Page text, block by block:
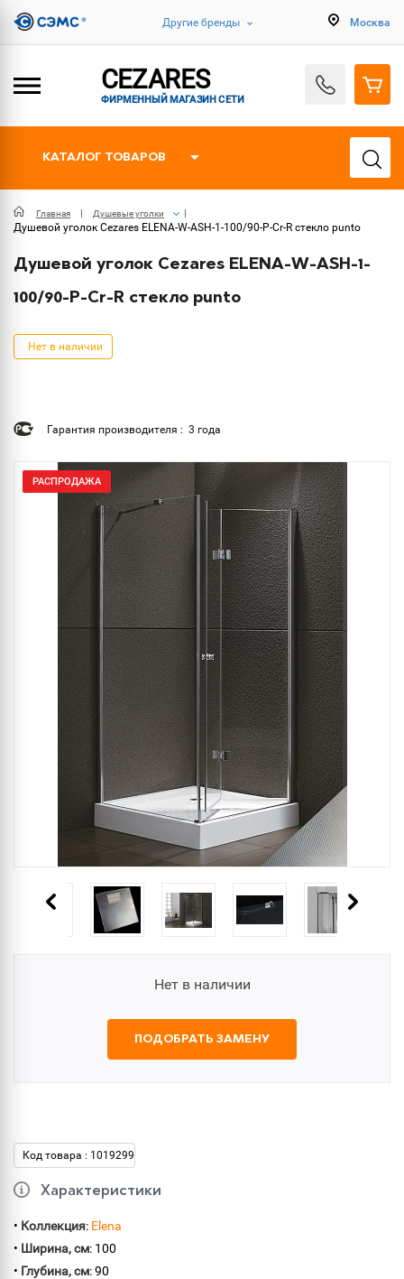
Другие бренды Москва
CEZARES
ФИРМЕННЫЙ МАГАЗИН СЕТИ
КАТАЛОГ ТОВАРОВ
Главная Душевые уголки
Душевой уголок Cezares ELENA-W-ASH-1-100/90-P-Cr-R стекло punto
Душевой уголок Cezares ELENA-W-ASH-1-
100/90-P-Cr-R стекло punto
Нет в наличии
Гарантия производителя : 3 года
РАСПРОДАЖА
Нет в наличии
ПОДОБРАТЬ ЗАМЕНУ
Код товара : 1019299
Характеристики
• Коллекция: Elena
• Ширина, см: 100
• Глубина, см: 90